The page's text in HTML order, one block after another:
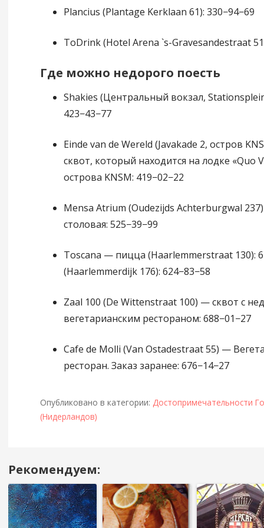
Plancius (Plantage Kerklaan 61): 330−94−69
ToDrink (Hotel Arena `s-Gravesandestraat
Где можно недорого поесть
Shakies (Центральный вокзал,
423−43−77
Einde van de Wereld (Javakade 2, остров
сквот, который находится на лодке «Quo
острова KNSM: 419−02−22
Mensa Atrium (Oudezijds Achterburgwal
столовая: 525−39−99
Tosсana — пицца (Haarlemmerstraat 130):
(Haarlemmerdijk 176): 624−83−58
Zaal 100 (De Wittenstraat 100) — сквот с
вегетарианским рестораном: 688−01−27
Cafe de Molli (Van Ostadestraat 55) —
ресторан. Заказ заранее: 676−14−27
Опубликовано в категории: Достопримечательности
(Нидерландов)
Навигация
в
посте
Рекомендуем: